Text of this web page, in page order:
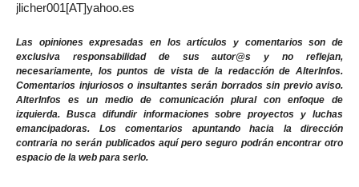
jlicher001[AT]yahoo.es
Las opiniones expresadas en los artículos y comentarios son de
exclusiva responsabilidad de sus autor@s y no reflejan,
necesariamente, los puntos de vista de la redacción de AlterInfos.
Comentarios injuriosos o insultantes serán borrados sin previo aviso.
AlterInfos es un medio de comunicación plural con enfoque de
izquierda. Busca difundir informaciones sobre proyectos y luchas
emancipadoras. Los comentarios apuntando hacia la dirección
contraria no serán publicados aquí pero seguro podrán encontrar otro
espacio de la web para serlo.